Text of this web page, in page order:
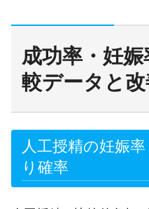
成功率・妊
較データと
人工授精の妊娠
り確率